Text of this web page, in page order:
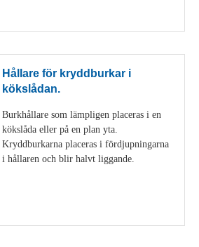
Hållare för kryddburkar i
kökslådan.
Burkhållare som lämpligen placeras i en
kökslåda eller på en plan yta.
Kryddburkarna placeras i fördjupningarna
i hållaren och blir halvt liggande.